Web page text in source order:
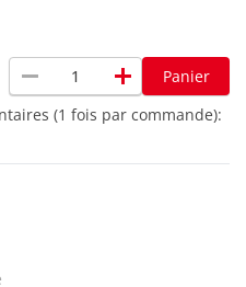
remove add
Panier
(1 fois par commande):